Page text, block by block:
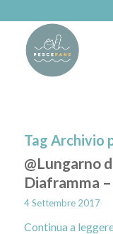
Tag Archivio
@Lungarno
Diaframma
4 Settembre 2017
Continua a